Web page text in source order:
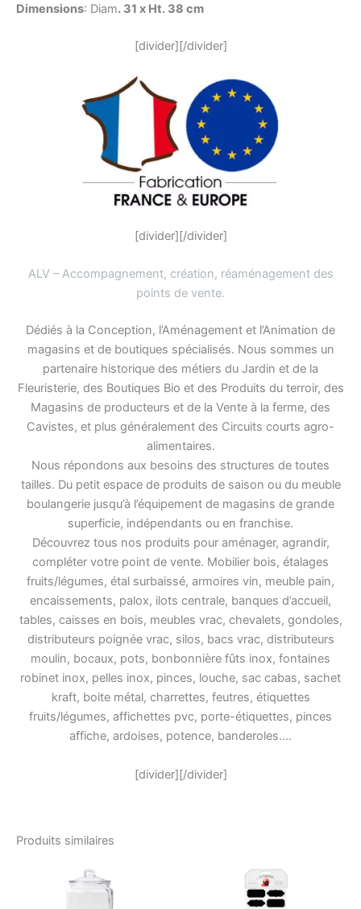
Dimensions: Diam. 31 x Ht. 38 cm
[divider][/divider]
[divider][/divider]
ALV – Accompagnement, création, réaménagement des
points de vente.
Dédiés à la Conception, l’Aménagement et l’Animation de
magasins et de boutiques spécialisés. Nous sommes un
partenaire historique des métiers du Jardin et de la
Fleuristerie, des Boutiques Bio et des Produits du terroir, des
Magasins de producteurs et de la Vente à la ferme, des
Cavistes, et plus généralement des Circuits courts agro-
alimentaires.
Nous répondons aux besoins des structures de toutes
tailles. Du petit espace de produits de saison ou du meuble
boulangerie jusqu’à l’équipement de magasins de grande
superficie, indépendants ou en franchise.
Découvrez tous nos produits pour aménager, agrandir,
compléter votre point de vente. Mobilier bois, étalages
fruits/légumes, étal surbaissé, armoires vin, meuble pain,
encaissements, palox, ilots centrale, banques d’accueil,
tables, caisses en bois, meubles vrac, chevalets, gondoles,
distributeurs poignée vrac, silos, bacs vrac, distributeurs
moulin, bocaux, pots, bonbonnière fûts inox, fontaines
robinet inox, pelles inox, pinces, louche, sac cabas, sachet
kraft, boite métal, charrettes, feutres, étiquettes
fruits/légumes, affichettes pvc, porte-étiquettes, pinces
affiche, ardoises, potence, banderoles….
[divider][/divider]
Produits similaires